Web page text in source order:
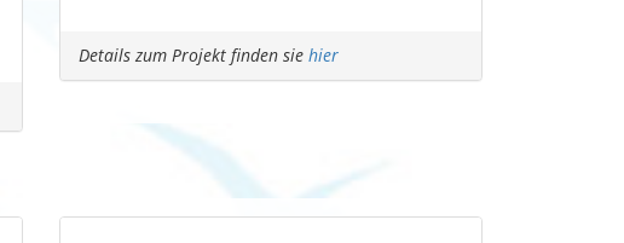
Details zum Projekt finden sie hier